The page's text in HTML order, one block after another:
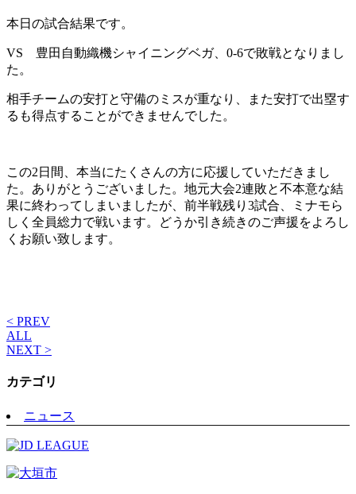
本日の試合結果です。
VS 豊田自動織機シャイニングベガ、0-6で敗戦となりまし
た。
相手チームの安打と守備のミスが重なり、また安打で出塁す
るも得点することができませんでした。
この2日間、本当にたくさんの方に応援していただきまし
た。ありがとうございました。地元大会2連敗と不本意な結
果に終わってしまいましたが、前半戦残り3試合、ミナモら
しく全員総力で戦います。どうか引き続きのご声援をよろし
くお願い致します。
< PREV
ALL
NEXT >
カテゴリ
ニュース